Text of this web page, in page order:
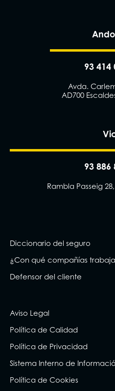
93 414
Avda.
AD700
93 886
Rambla Passeig
Diccionario del seguro
¿Con qué compañías
Defensor del cliente
Aviso Legal
Política de Calidad
Política de Privacidad
Sistema Interno de
Política de Cookies